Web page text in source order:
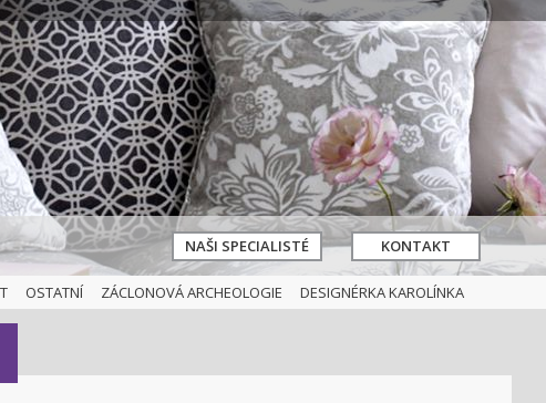
NAŠI SPECIALISTÉ KONTAKT
OSTATNÍ ZÁCLONOVÁ ARCHEOLOGIE DESIGNÉRKA KAROLÍNKA